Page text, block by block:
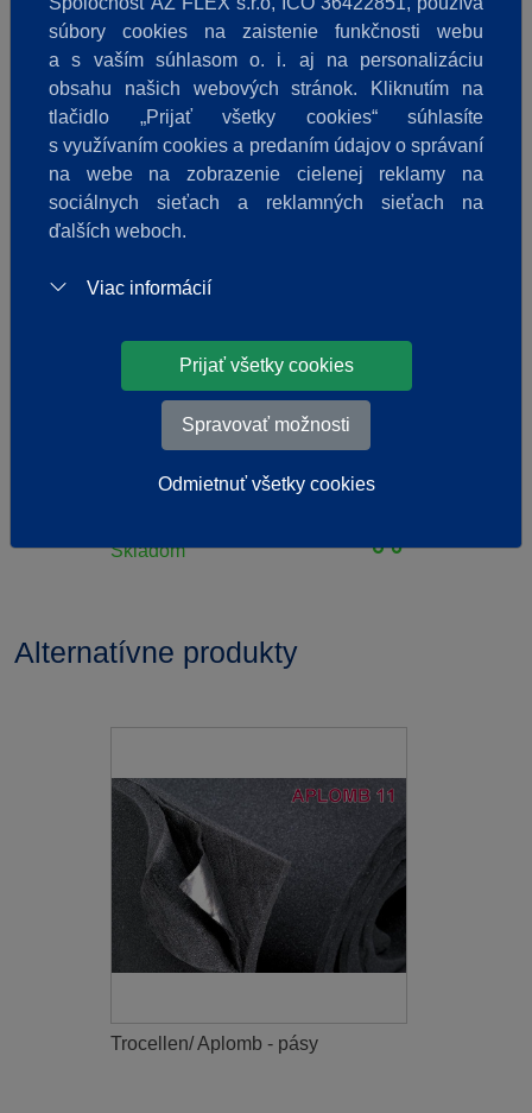
Kaimann / Čistič Kaiflex
20,97 € /ks
Skladom
Alternatívne produkty
Trocellen/ Aplomb - pásy
súbory cookies na zaistenie funkčnosti webu
a s vaším súhlasom o. i. aj na personalizáciu
obsahu našich webových stránok. Kliknutím na
tlačidlo „Prijať všetky cookies“ súhlasíte
s využívaním cookies a predaním údajov o správaní
na webe na zobrazenie cielenej reklamy na
sociálnych sieťach a reklamných sieťach na
ďalších weboch.
Viac informácií
Prijať všetky cookies
Spravovať možnosti
Odmietnuť všetky cookies